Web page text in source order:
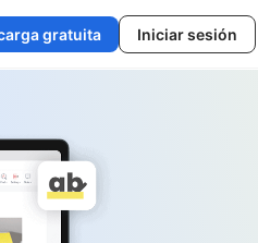
gratuita Iniciar sesión